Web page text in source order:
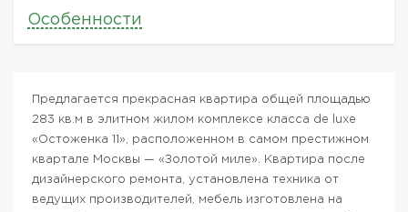
Особенности
Предлагается прекрасная квартира общей площадью
283 кв.м в элитном жилом комплексе класса de luxe
«Остоженка 11», расположенном в самом престижном
квартале Москвы — «Золотой миле». Квартира после
дизайнерского ремонта, установлена техника от
ведущих производителей, мебель изготовлена на